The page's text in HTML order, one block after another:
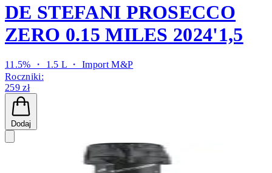
DE STEFANI PROSECCO
ZERO 0.15 MILES 2024'1,5
11.5% ・ 1.5 L ・Import M&P
Roczniki:
259 zł
Dodaj